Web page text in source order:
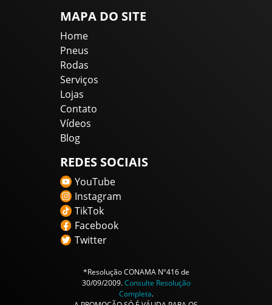
MAPA DO SITE
Home
Pneus
Rodas
Serviços
Lojas
Contato
Vídeos
Blog
REDES SOCIAIS
YouTube
Instagram
TikTok
Facebook
Twitter
*Resolução CONAMA Nº416 de
30/09/2009.Consulte Resolução
Completa.